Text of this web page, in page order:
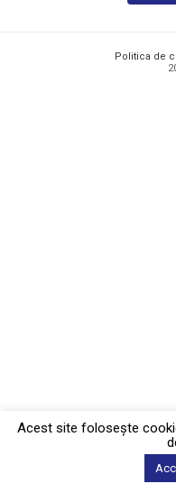
Politica de
Acest site foloseşte